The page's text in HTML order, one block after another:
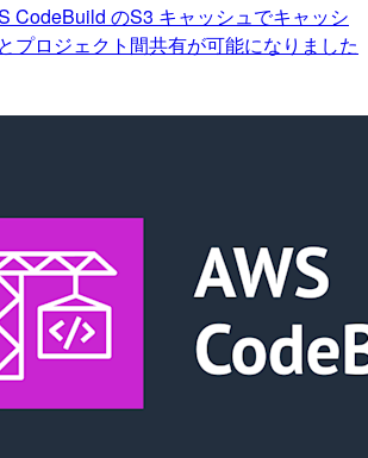
CodeBuild のS3 キャッシュでキャッシ
プロジェクト間共有が可能になりました